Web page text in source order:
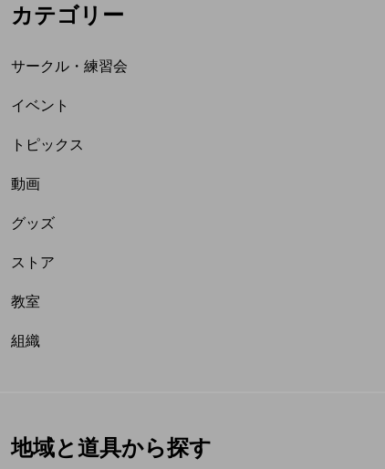
オンライン
フラワースティック
ポイ
カテゴリー
サークル・練習会
イベント
トピックス
動画
グッズ
ストア
教室
組織
地域と道具から探す